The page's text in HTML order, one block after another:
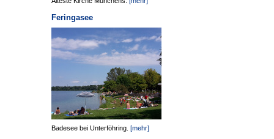
Feringasee
Badesee bei Unterföhring. [mehr]